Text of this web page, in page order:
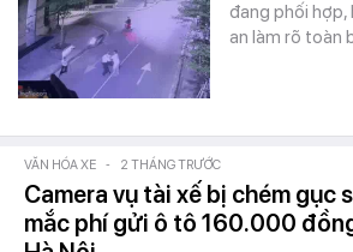
đang phối
an làm rõ toàn
VĂN HÓA XE - 2 THÁNG TRƯỚC
Camera vụ tài xế bị chém gục
mắc phí gửi ô tô 160.000